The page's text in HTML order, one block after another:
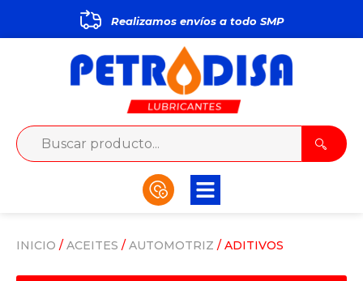
Realizamos envíos a todo SMP
INICIO / ACEITES / AUTOMOTRIZ / ADITIVOS